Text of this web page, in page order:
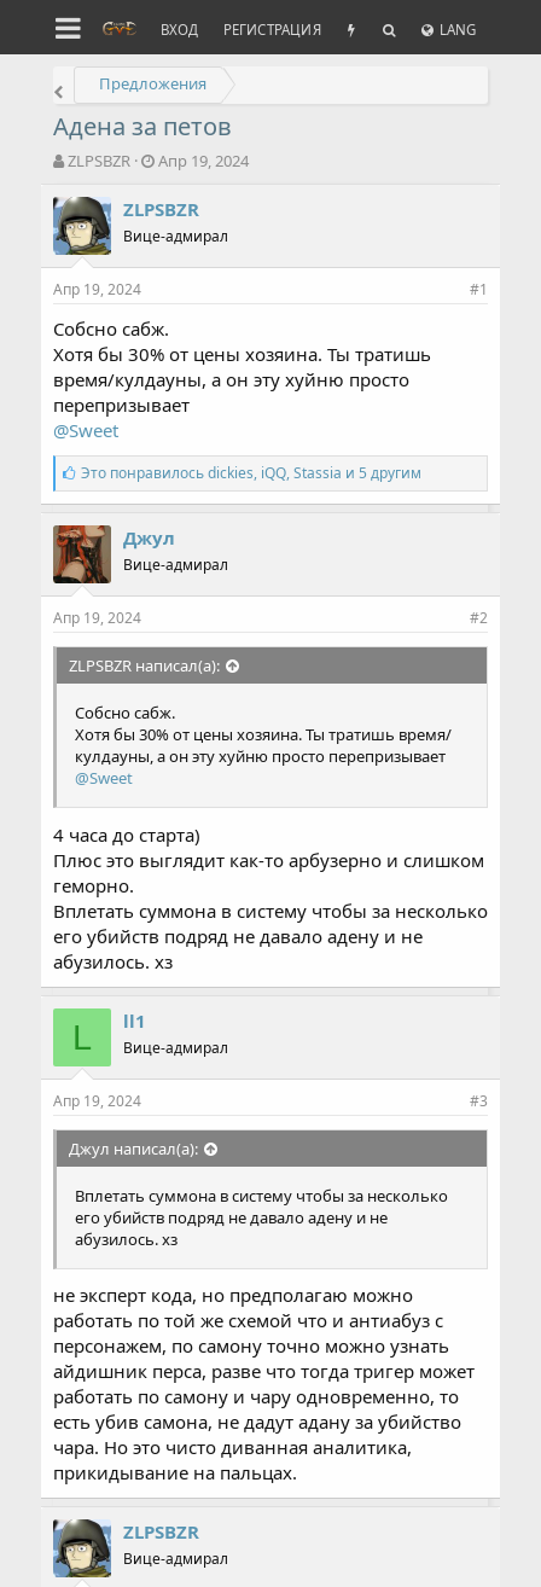
ВХОД РЕГИСТРАЦИЯ LANG
Предложения
Адена за петов
А
т
о
р
т
е
ы
ZLPSBZR
Д
т
н
а
л
а
Апр 19, 2024
ZLPSBZR
Вице-адмирал
Апр 19, 2024 #1
Собсно сабж.
Хотя бы 30% от цены хозяина. Ты тратишь
время/кулдауны, а он эту хуйню просто
перепризывает
@Sweet
С
и
м
п
а
т
и
Это понравилосьdickies, iQQ,Stassia и 5 другим
Джул
Вице-адмирал
Апр 19, 2024 #2
ZLPSBZR написал(а):
Собсно сабж.
Хотя бы 30% от цены хозяина. Ты тратишь время/
кулдауны, а он эту хуйню просто перепризывает
@Sweet
4 часа до старта)
Плюс это выглядит как-то арбузерно и слишком
геморно.
Вплетать суммона в систему чтобы за несколько
его убийств подряд не давало адену и не
абузилось. хз
L ll1
Вице-адмирал
Апр 19, 2024 #3
Джул написал(а):
Вплетать суммона в систему чтобы за несколько
его убийств подряд не давало адену и не
абузилось. хз
не эксперт кода, но предполагаю можно
работать по той же схемой что и антиабуз с
персонажем, по самону точно можно узнать
айдишник перса, разве что тогда тригер может
работать по самону и чару одновременно, то
есть убив самона, не дадут адану за убийство
чара. Но это чисто диванная аналитика,
прикидывание на пальцах.
ZLPSBZR
Вице-адмирал